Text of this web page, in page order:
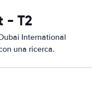
- T2
International
una ricerca.